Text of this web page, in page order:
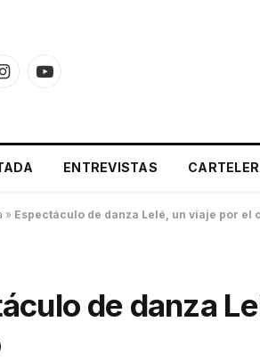
InstagramYouTube
ENTREVISTAS
» Espectáculo de danza Lelé, un viaje por el
de danza